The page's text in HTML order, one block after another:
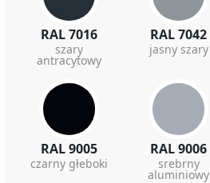
RAL 7016
szary
antracytowy
RAL 7042
jasny szary
RAL 9005
czarny głeboki
RAL 9006
srebrny
aluminiowy